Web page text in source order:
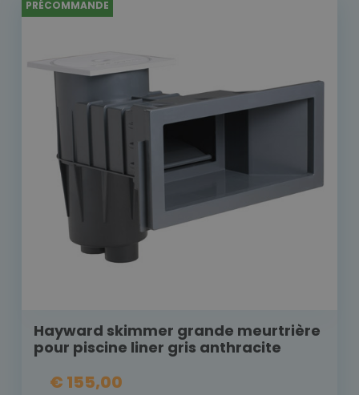
PRÉCOMMANDE
Hayward skimmer grande meurtrière
pour piscine liner gris anthracite
€ 155,00